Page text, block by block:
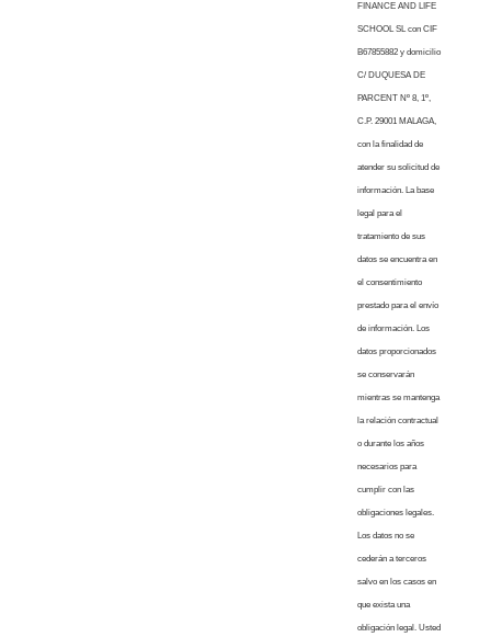
FINANCE AND LIFE
SCHOOL SL con CIF
B67855882 y domicilio
C/ DUQUESA DE
PARCENT Nº 8, 1º,
C.P. 29001 MALAGA,
con la finalidad de
atender su solicitud de
información. La base
legal para el
tratamiento de sus
datos se encuentra en
el consentimiento
prestado para el envío
de información. Los
datos proporcionados
se conservarán
mientras se mantenga
la relación contractual
o durante los años
necesarios para
cumplir con las
obligaciones legales.
Los datos no se
cederán a terceros
salvo en los casos en
que exista una
obligación legal. Usted